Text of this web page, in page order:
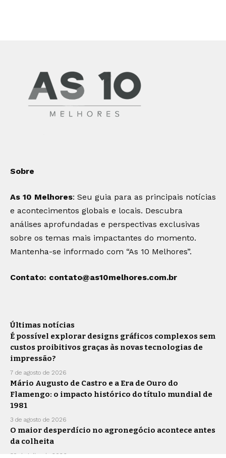
Sobre
As 10 Melhores: Seu guia para as principais notícias
e acontecimentos globais e locais. Descubra
análises aprofundadas e perspectivas exclusivas
sobre os temas mais impactantes do momento.
Mantenha-se informado com “As 10 Melhores”.
Contato: contato@as10melhores.com.br
Últimas notícias
É possível explorar designs gráficos complexos sem
custos proibitivos graças às novas tecnologias de
impressão?
7 de agosto de 2026
Mário Augusto de Castro e a Era de Ouro do
Flamengo: o impacto histórico do título mundial de
1981
3 de agosto de 2026
O maior desperdício no agronegócio acontece antes
da colheita
30 de julho de 2026